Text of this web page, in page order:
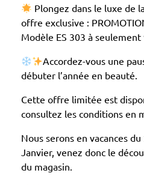
f
r
e
e
x
c
l
s
v
Plongez dans le luxe de
offre exclusive :
Modèle ES 303 à seulement
Accordez-vous une
débuter l’année en beauté.
Cette offre limitée est
consultez les conditions en
Nous serons en vacances
Janvier, venez donc le
du magasin.